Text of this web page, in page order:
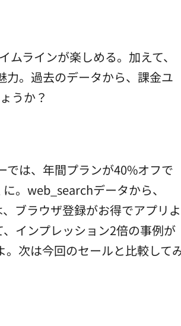
ラインが楽しめる。加えて、
。過去のデータから、課金ユ
うか？
では、年間プランが40%オフで
。web_searchデータから、
ブラウザ登録がお得でアプリよ
インプレッション2倍の事例が
次は今回のセールと比較して